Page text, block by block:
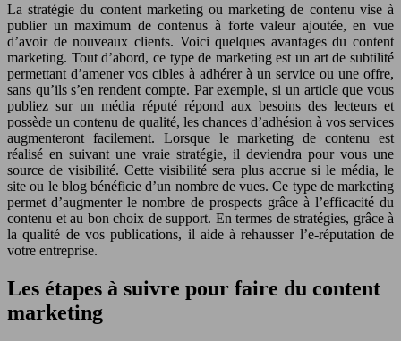
La stratégie du content marketing ou marketing de contenu vise à
publier un maximum de contenus à forte valeur ajoutée, en vue
d’avoir de nouveaux clients. Voici quelques avantages du content
marketing. Tout d’abord, ce type de marketing est un art de subtilité
permettant d’amener vos cibles à adhérer à un service ou une offre,
sans qu’ils s’en rendent compte. Par exemple, si un article que vous
publiez sur un média réputé répond aux besoins des lecteurs et
possède un contenu de qualité, les chances d’adhésion à vos services
augmenteront facilement. Lorsque le marketing de contenu est
réalisé en suivant une vraie stratégie, il deviendra pour vous une
source de visibilité. Cette visibilité sera plus accrue si le média, le
site ou le blog bénéficie d’un nombre de vues. Ce type de marketing
permet d’augmenter le nombre de prospects grâce à l’efficacité du
contenu et au bon choix de support. En termes de stratégies, grâce à
la qualité de vos publications, il aide à rehausser l’e-réputation de
votre entreprise.
Les étapes à suivre pour faire du content
marketing